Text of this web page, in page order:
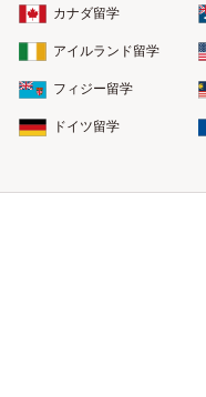
カナダ留学
アイルランド留学
フィジー留学
ドイツ留学